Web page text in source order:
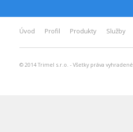
Úvod Profil Produkty Služby
© 2014 Trimel s.r.o. - Všetky práva vyhradené